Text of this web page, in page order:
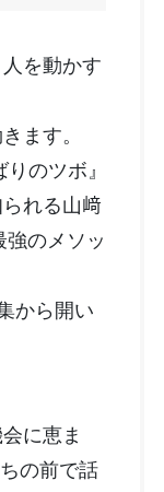
を動かす
ます。
のツボ』
れる山﨑
のメソッ
から開い
に恵ま
の前で話